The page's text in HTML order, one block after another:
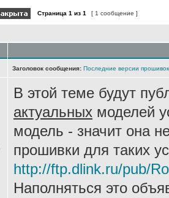
Страница 1 из 1 [ 1 сообщение ]
Заголовок сообщения: Последние версии прошивок
В этой теме будут
актуальных моделей
модель - значит она
прошивки для таких
http://ftp.dlink.ru/pub/
Наполняться это